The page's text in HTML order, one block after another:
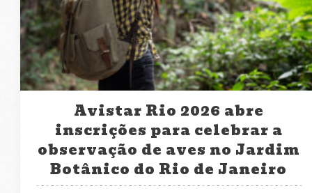
Avistar Rio 2026 abre
inscrições para celebrar a
observação de aves no Jardim
Botânico do Rio de Janeiro